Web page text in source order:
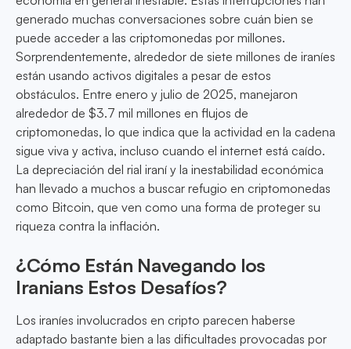
generado muchas conversaciones sobre cuán bien se
puede acceder a las criptomonedas por millones.
Sorprendentemente, alrededor de siete millones de iraníes
están usando activos digitales a pesar de estos
obstáculos. Entre enero y julio de 2025, manejaron
alrededor de $3.7 mil millones en flujos de
criptomonedas, lo que indica que la actividad en la cadena
sigue viva y activa, incluso cuando el internet está caído.
La depreciación del rial iraní y la inestabilidad económica
han llevado a muchos a buscar refugio en criptomonedas
como Bitcoin, que ven como una forma de proteger su
riqueza contra la inflación.
¿Cómo Están Navegando los
Iranians Estos Desafíos?
Los iraníes involucrados en cripto parecen haberse
adaptado bastante bien a las dificultades provocadas por